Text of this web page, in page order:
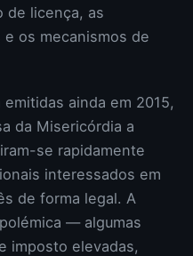
de licença, as
os mecanismos de
ainda em 2015,
da Misericórdia a
se rapidamente
interessados em
de forma legal. A
— algumas
imposto elevadas,